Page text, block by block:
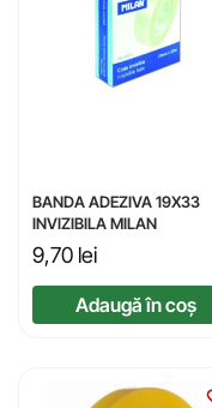
BANDA ADEZIVA 19X33
INVIZIBILA MILAN
9,70 lei
Adaugă în coș